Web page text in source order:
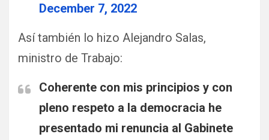
December 7, 2022
Así también lo hizo Alejandro Salas,
ministro de Trabajo:
Coherente con mis principios y con
pleno respeto a la democracia he
presentado mi renuncia al Gabinete